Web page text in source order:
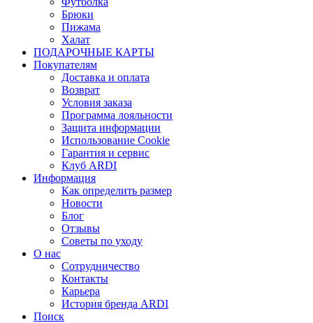
Брюки
Пижама
Халат
ПОДАРОЧНЫЕ КАРТЫ
Покупателям
Доставка и оплата
Возврат
Условия заказа
Программа лояльности
Защита информации
Использование Cookie
Гарантия и сервис
Клуб ARDI
Информация
Как определить размер
Новости
Блог
Отзывы
Советы по уходу
О нас
Сотрудничество
Контакты
Карьера
История бренда ARDI
Поиск